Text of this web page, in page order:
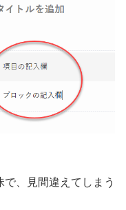
、見間違えてしまう